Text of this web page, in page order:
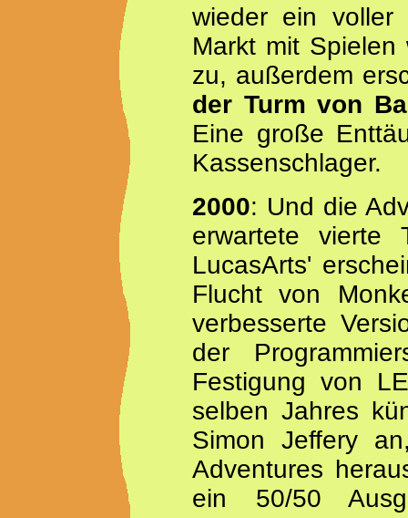
wieder ein voller
Markt mit Spielen
zu, außerdem
der Turm von
Eine große
Kassenschlager.
2000: Und die
erwartete vierte
LucasArts'
Flucht von
verbesserte
der
Festigung von
selben Jahres
Simon Jeffery
Adventures
ein 50/50